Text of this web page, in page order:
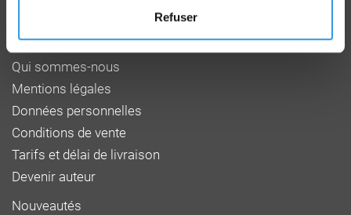
Refuser
Foire aux questions
Qui sommes-nous
Mentions légales
Données personnelles
Conditions de vente
Tarifs et délai de livraison
Devenir auteur
Nouveautés